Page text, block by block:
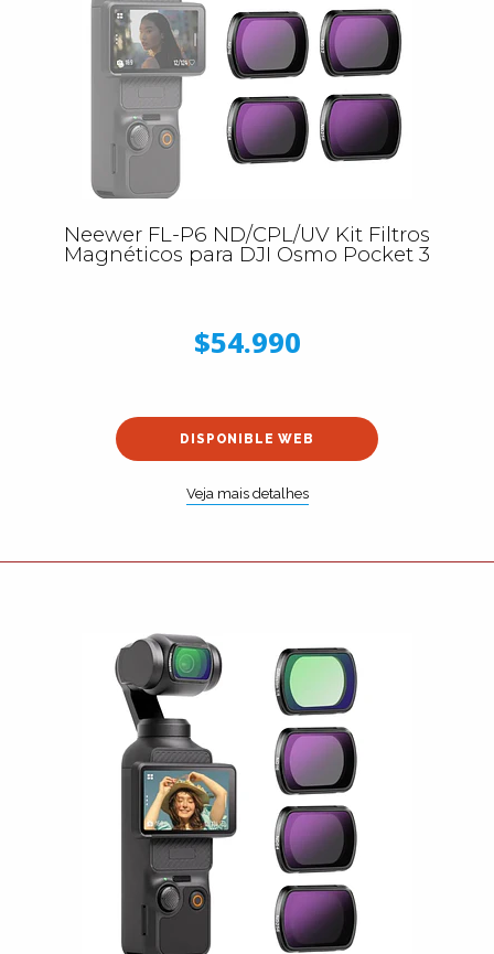
Neewer FL-P6 ND/CPL/UV Kit Filtros
Magnéticos para DJI Osmo Pocket 3
$54.990
DISPONIBLE WEB
Veja mais detalhes